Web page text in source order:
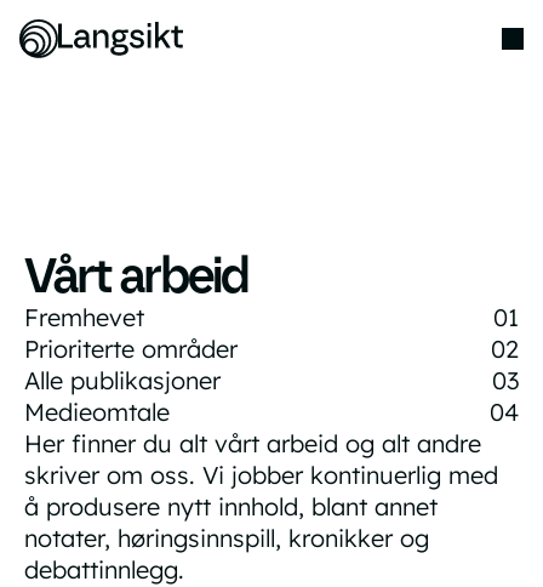
Vårt arbeid
Fremhevet
01
Prioriterte områder
02
Alle publikasjoner
03
Medieomtale
04
Her finner du alt vårt arbeid og alt andre
skriver om oss. Vi jobber kontinuerlig med
å produsere nytt innhold, blant annet
notater, høringsinnspill, kronikker og
debattinnlegg.